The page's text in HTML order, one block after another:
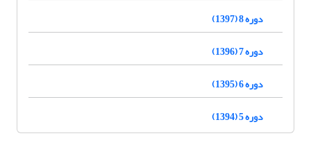
دوره 8 (1397)
دوره 7 (1396)
دوره 6 (1395)
دوره 5 (1394)